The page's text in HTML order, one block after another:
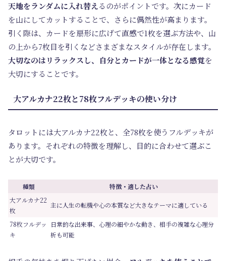
天地をランダムに入れ替えるのがポイントです。次にカード
を山にしてカットすることで、さらに偶然性が高まります。
引く際は、カードを扇形に広げて直感で1枚を選ぶ方法や、山
の上から7枚目を引くなどさまざまなスタイルが存在します。
大切なのはリラックスし、自分とカードが一体となる感覚を
大切にすることです。
大アルカナ22枚と78枚フルデッキの使い分け
タロットには大アルカナ22枚と、全78枚を使うフルデッキが
あります。それぞれの特徴を理解し、目的に合わせて選ぶこ
とが大切です。
種類
特徴・適した占い
大アルカナ22
枚
主に人生の転機や心の本質など大きなテーマに適している
78枚フルデッ
キ
日常的な出来事、心理の細やかな動き、相手の複雑な心理分
析も可能